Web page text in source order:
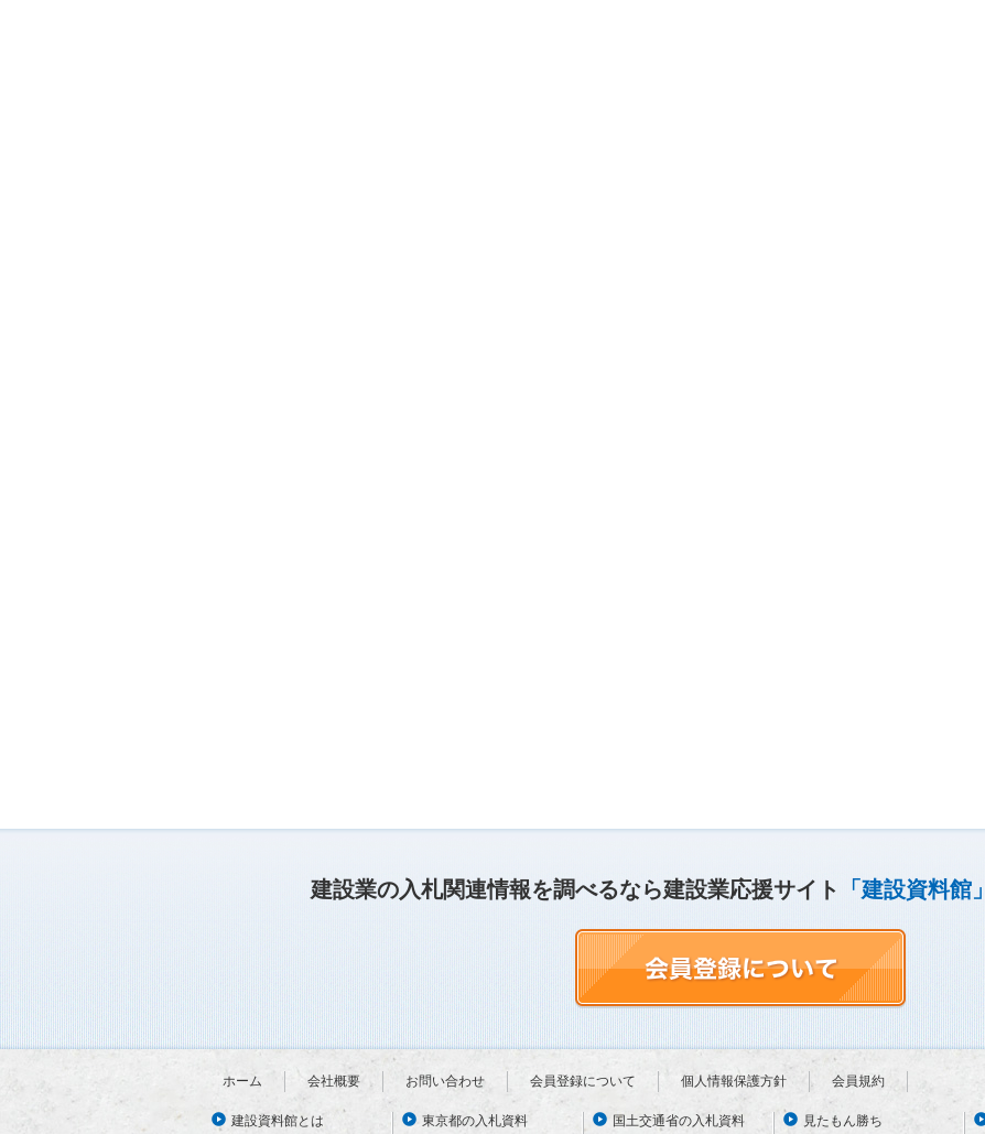
建設業の入札関連情報を調べるなら建設業応援サイト 「建設資料館」
ホーム 会社概要 お問い合わせ 会員登録について 個人情報保護方針 会員規約
建設資料館とは 東京都の入札資料 国土交通省の入札資料 見たもん勝ち